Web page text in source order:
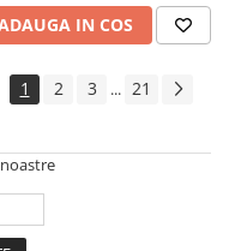
IN COS
1 2 3 ... 21